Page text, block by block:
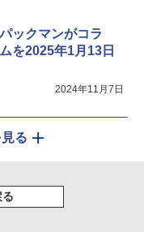
ックマンがコラ
を2025年1月13日
2024年11月7日
る
る